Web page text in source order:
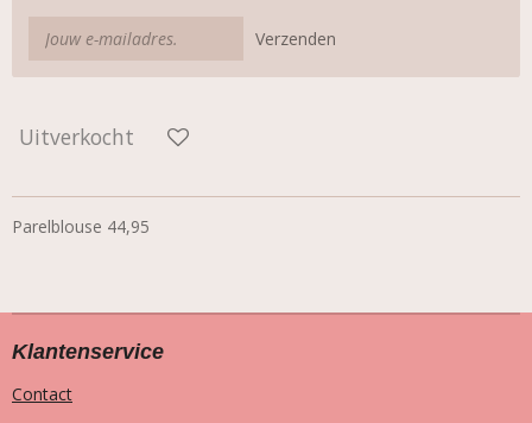
Verzenden
Uitverkocht
Parelblouse 44,95
Klantenservice
Contact